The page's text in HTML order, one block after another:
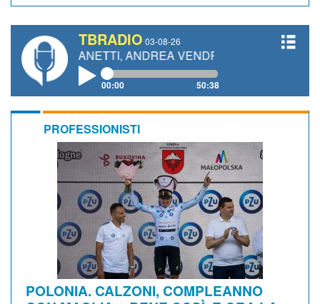
TBRADIO 03-08-26
GIANETTI, ANDREA VENDRAME, FILIPPO FIORELLI
00:00 50:38
PROFESSIONISTI
POLONIA. CALZONI, COMPLEANNO